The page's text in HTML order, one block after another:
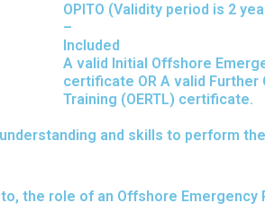
OPITO (Validity period is 2
–
Included
A valid Initial Offshore
certificate OR A valid
Training (OERTL) certificate.
and skills to perform
the role of an Offshore Emergency